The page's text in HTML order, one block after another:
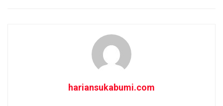
hariansukabumi.com